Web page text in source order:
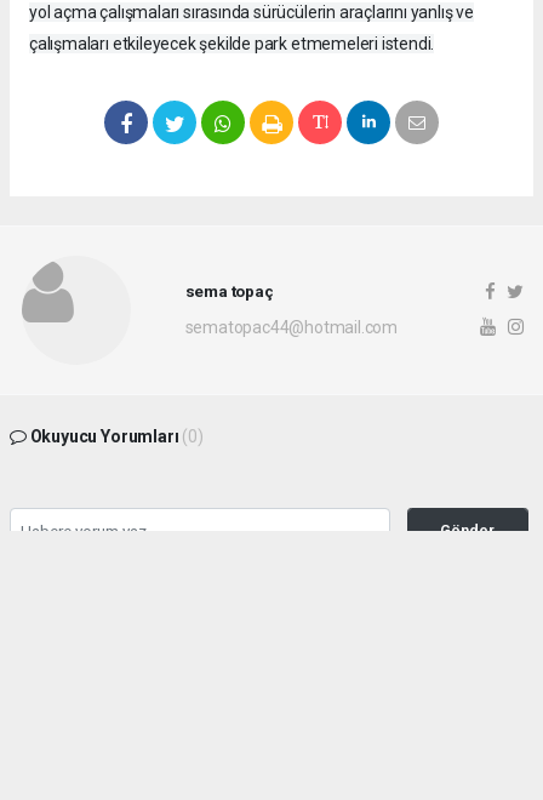
yol açma çalışmaları sırasında sürücülerin araçlarını yanlış ve
çalışmaları etkileyecek şekilde park etmemeleri istendi.
sema topaç
sematopac44@hotmail.com
Okuyucu Yorumları (0)
Gönder